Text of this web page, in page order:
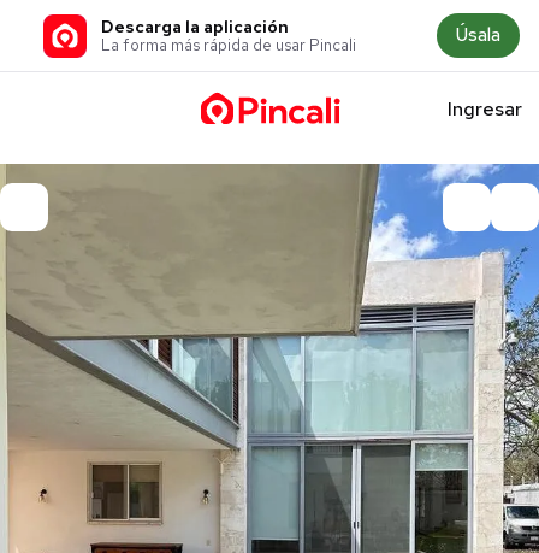
Descarga la aplicación
La forma más rápida de usar Pincali Úsala
Ingresar